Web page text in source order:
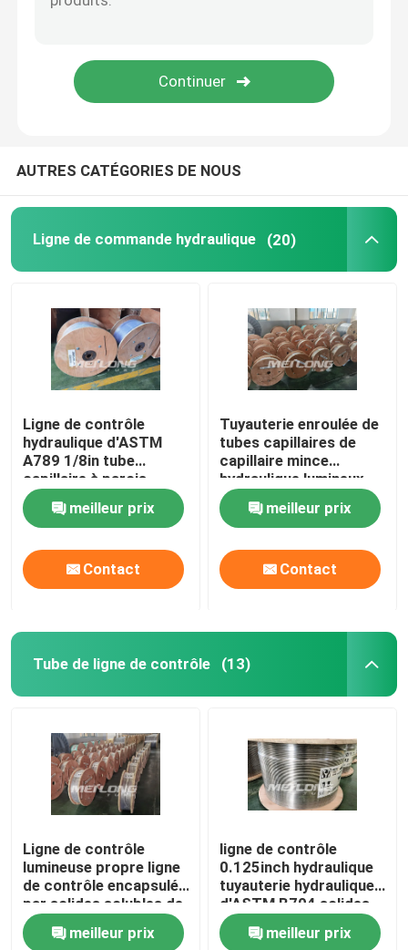
tuyauterie d'alliage de nickel
Tubes géothermiques
AUTRES CATÉGORIES DE NOUS
Ligne de commande hydraulique (20)
Ligne de contrôle
hydraulique d'ASTM
A789 1/8in tube
capillaire à parois
minces du duplex
solides solubles
meilleur prix
Contact
Tuyauterie enroulée de
tubes capillaires de
capillaire mince
hydraulique lumineux
propre d'Incoloy 825
meilleur prix
Contact
Tube de ligne de contrôle (13)
Ligne de contrôle
lumineuse propre ligne
de contrôle encapsulée
par solides solubles de
tuyauterie
hydrostatique examiné
meilleur prix
ligne de contrôle
0.125inch hydraulique
tuyauterie hydraulique
d'ASTM B704 solides
solubles 0,028 livres
par pouce carré
meilleur prix